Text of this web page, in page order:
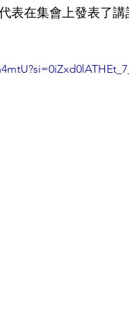
表在集會上發表了講